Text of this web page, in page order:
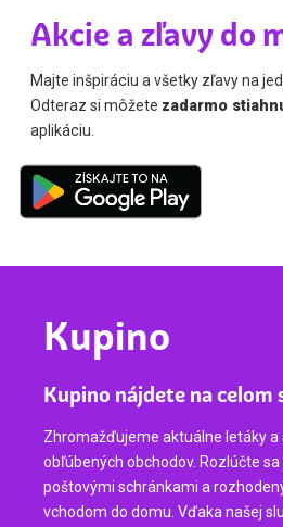
Akcie a zľavy do
Majte inšpiráciu a všetky zľavy na
Odteraz si môžete zadarmo
aplikáciu.
Kupino
Kupino nájdete na celom
Zhromažďujeme aktuálne letáky a
obľúbených obchodov. Rozlúčte
poštovými schránkami a
vchodom do domu. Vďaka našej